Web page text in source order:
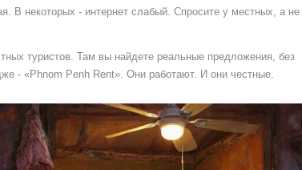
В некоторых - интернет слабый. Спросите у местных, а не
туристов. Там вы найдете реальные предложения, без
- «Phnom Penh Rent». Они работают. И они честные.